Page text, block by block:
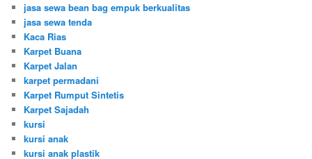
jasa sewa bean bag empuk berkualitas
jasa sewa tenda
Kaca Rias
Karpet Buana
Karpet Jalan
karpet permadani
Karpet Rumput Sintetis
Karpet Sajadah
kursi
kursi anak
kursi anak plastik